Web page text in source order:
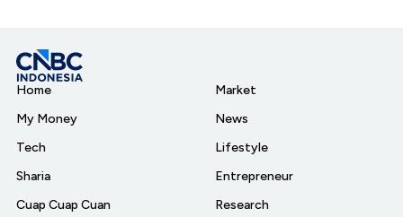
Home
My Money
Tech
Sharia
Cuap Cuap Cuan
Market
News
Lifestyle
Entrepreneur
Research